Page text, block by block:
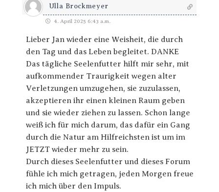
Ulla Brockmeyer
4. April 2025 6:43 a.m.
Lieber Jan wieder eine Weisheit, die durch
den Tag und das Leben begleitet. DANKE
Das tägliche Seelenfutter hilft mir sehr, mit
aufkommender Traurigkeit wegen alter
Verletzungen umzugehen, sie zuzulassen,
akzeptieren ihr einen kleinen Raum geben
und sie wieder ziehen zu lassen. Schon lange
weiß ich für mich darum, das dafür ein Gang
durch die Natur am Hilfreichsten ist um im
JETZT wieder mehr zu sein.
Durch dieses Seelenfutter und dieses Forum
fühle ich mich getragen, jeden Morgen freue
ich mich über den Impuls.